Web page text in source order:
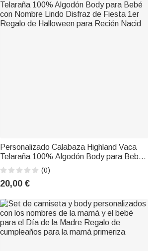
Personalizado Calabaza Highland Vaca
Telaraña 100% Algodón Body para Bebé
con Nombre Lindo Disfraz de Fiesta 1er
Regalo de Halloween para Recién Nacid
(0)
20,00 €